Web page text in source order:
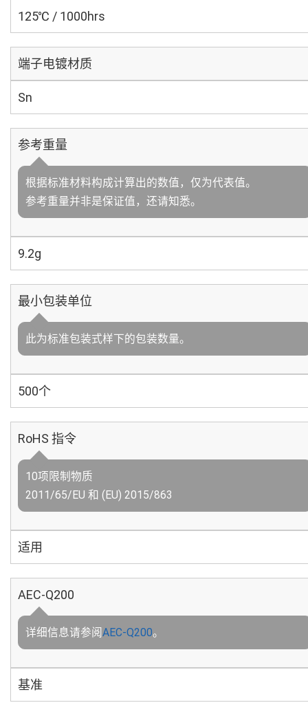
125℃ / 1000hrs
端子电镀材质
Sn
参考重量
根据标准材料构成计算出的数值，仅为代表值。
参考重量并非是保证值，还请知悉。
9.2g
最小包装单位
此为标准包装式样下的包装数量。
500个
RoHS 指令
10项限制物质
2011/65/EU 和 (EU) 2015/863
适用
AEC-Q200
详细信息请参阅AEC-Q200。
基准